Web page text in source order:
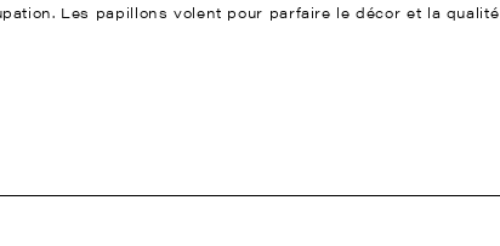
Les papillons volent pour parfaire le décor et la qualité